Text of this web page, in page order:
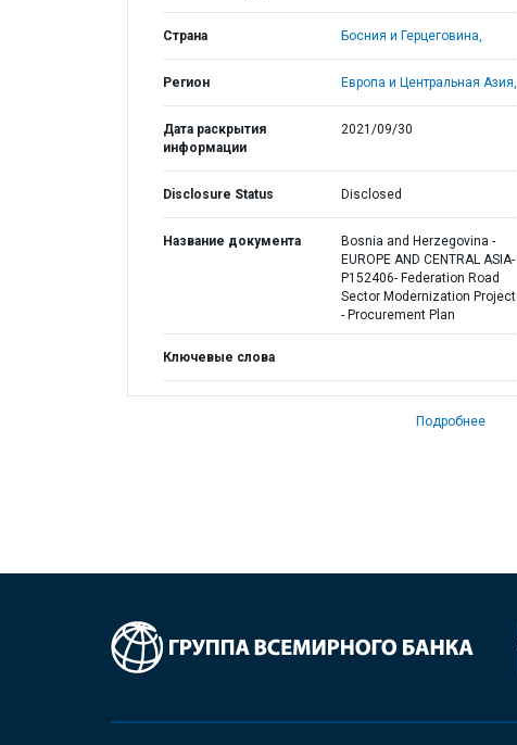
Страна Босния и Герцеговина,
Регион Европа и Центральная Азия,
Дата раскрытия
информации
2021/09/30
Disclosure Status Disclosed
Название документа
Bosnia and Herzegovina -
EUROPE AND CENTRAL ASIA-
P152406- Federation Road
Sector Modernization Project
- Procurement Plan
Ключевые слова
Подробнее